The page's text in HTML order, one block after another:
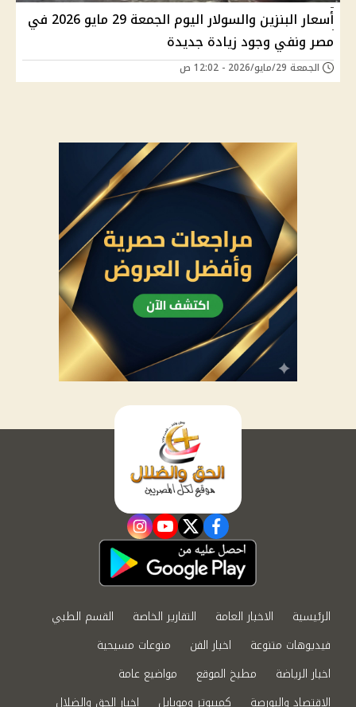
أسعار البنزين والسولار اليوم الجمعة 29 مايو 2026 في
مصر ونفي وجود زيادة جديدة
الجمعة 29/مايو/2026 - 12:02 ص
facebook
twitter
youtube
instagram
الرئيسية الاخبار العامة التقارير الخاصة
القسم الطبي
فيديوهات متنوعة
اخبار الفن
منوعات مسيحية
اخبار الرياضة
مطبخ الموقع
مواضيع عامة
الاقتصاد والبورصة
كمبيوتر وموبايل اخبار الحق والضلال